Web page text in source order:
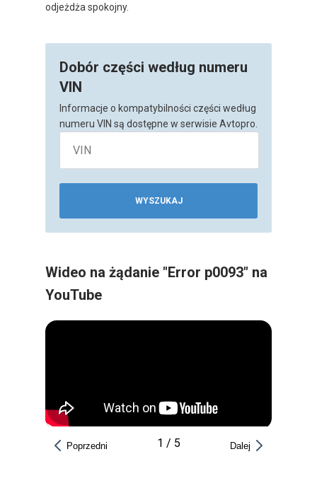
odjeżdża spokojny.
Dobór części według numeru
VIN
Informacje o kompatybilności części według
numeru VIN są dostępne w serwisie Avtopro.
WYSZUKAJ
Wideo na żądanie "Error p0093" na
YouTube
Poprzedni 1 / 5 Dalej